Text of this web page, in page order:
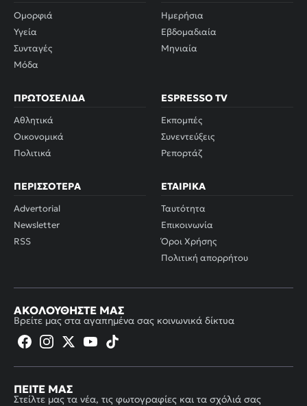
Ομορφιά
Υγεία
Συνταγές
Μόδα
Ημερήσια
Εβδομαδιαία
Μηνιαία
ΠΡΩΤΟΣΈΛΙΔΑ
Αθλητικά
Οικονομικά
Πολιτικά
ESPRESSO TV
Εκπομπές
Συνεντεύξεις
Ρεπορτάζ
ΠΕΡΙΣΣΌΤΕΡΑ
Advertorial
Newsletter
RSS
ΕΤΑΙΡΙΚΆ
Ταυτότητα
Επικοινωνία
Όροι Χρήσης
Πολιτική απορρήτου
ΑΚΟΛΟΥΘΉΣΤΕ ΜΑΣ
Βρείτε μας στα αγαπημένα σας κοινωνικά δίκτυα
ΠΕΊΤΕ ΜΑΣ
Στείλτε μας τα νέα, τις φωτογραφίες και τα σχόλιά σας